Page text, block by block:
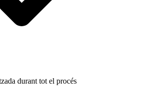
durant tot el procés